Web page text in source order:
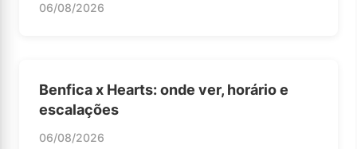
06/08/2026
Benfica x Hearts: onde ver, horário e
escalações
06/08/2026